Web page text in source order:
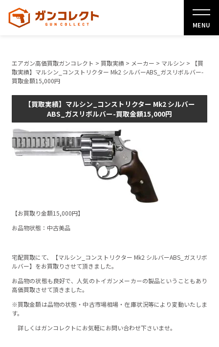
MENU
エアガン高価買取ガンコレクト > 買取実績 > メーカー > マルシン >
【買
取実績】マルシン_コンストリクター Mk2 シルバーABS_ガスリボルバー-
買取金額15,000円
【買取実績】マルシン_コンストリクター Mk2 シルバー
ABS_ガスリボルバー-買取金額15,000円
【お買取り金額15,000円】
お品物状態：中古美品
宅配買取にて、【マルシン_コンストリクター Mk2 シルバーABS_ガスリボ
ルバー】をお買取りさせて頂きました。
お品物の状態も良好で、人気のトイガンメーカーの製品ということもあり
高価買取させて頂きました。
※買取金額は品物の状態・中古市場相場・在庫状況等により変動いたしま
す。
詳しくはガンコレクトにお気軽にお問い合わせ下さいませ。